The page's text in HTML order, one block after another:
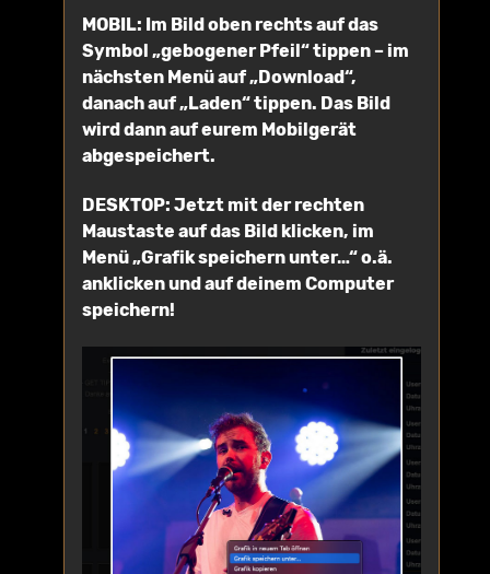
MOBIL: Im Bild oben rechts auf das
Symbol „gebogener Pfeil“ tippen – im
nächsten Menü auf „Download“,
danach auf „Laden“ tippen. Das Bild
wird dann auf eurem Mobilgerät
abgespeichert.
DESKTOP: Jetzt mit der rechten
Maustaste auf das Bild klicken, im
Menü „Grafik speichern unter…“ o.ä.
anklicken und auf deinem Computer
speichern!